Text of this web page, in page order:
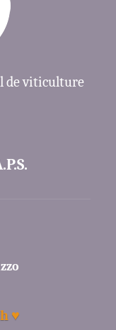
de viticulture
♥